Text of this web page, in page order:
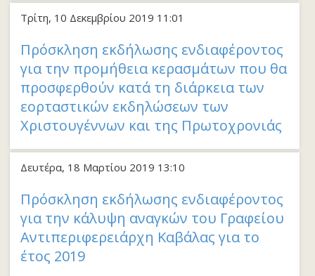
Τρίτη, 10 Δεκεμβρίου 2019 11:01
Πρόσκληση εκδήλωσης ενδιαφέροντος
για την προμήθεια κερασμάτων που θα
προσφερθούν κατά τη διάρκεια των
εορταστικών εκδηλώσεων των
Χριστουγέννων και της Πρωτοχρονιάς
Δευτέρα, 18 Μαρτίου 2019 13:10
Πρόσκληση εκδήλωσης ενδιαφέροντος
για την κάλυψη αναγκών του Γραφείου
Αντιπεριφερειάρχη Καβάλας για το
έτος 2019